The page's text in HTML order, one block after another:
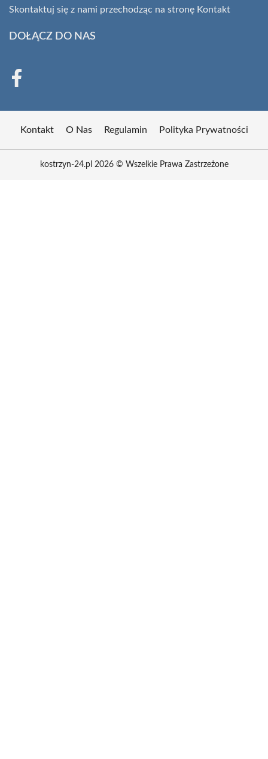
Skontaktuj się z nami przechodząc na stronę Kontakt
DOŁĄCZ DO NAS
Kontakt O Nas Regulamin Polityka Prywatności
kostrzyn-24.pl 2026 © Wszelkie Prawa Zastrzeżone